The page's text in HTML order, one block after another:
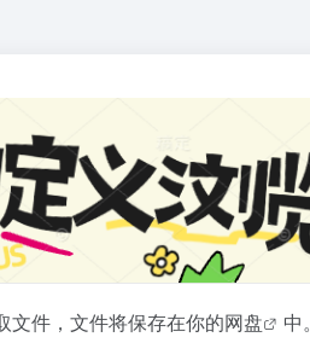
文件，文件将保存在你的网盘 中。